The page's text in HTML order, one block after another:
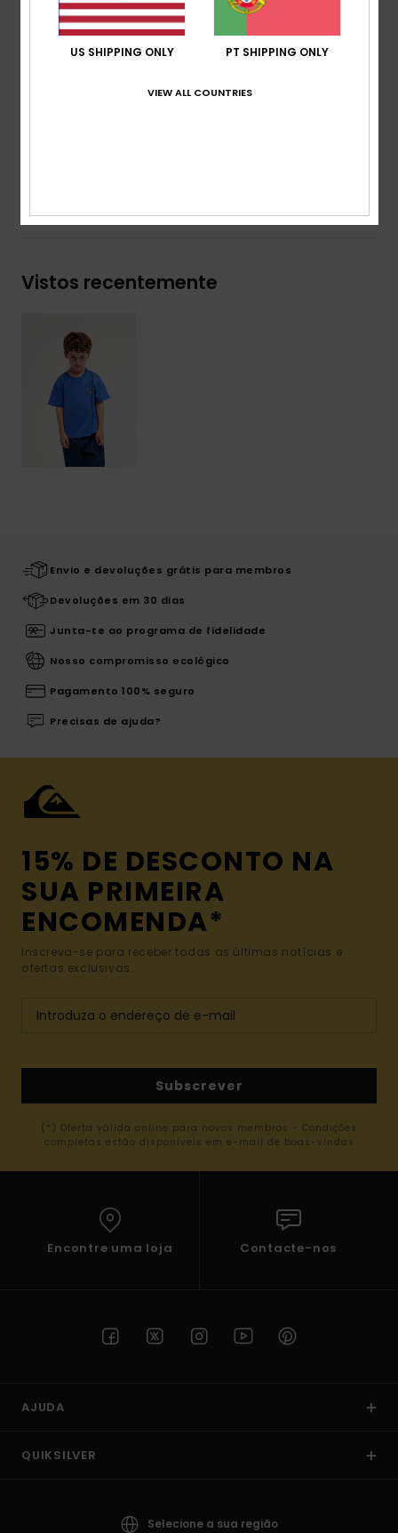
Fecho:fecho com cordão
Bolsos:corte frontal
Aplique atrás
Vistos recentemente
Envio e devoluções grátis para membros
Devoluções em 30 dias
Junta-te ao programa de fidelidade
Nosso compromisso ecológico
Pagamento 100% seguro
Precisas de ajuda?
15% DE DESCONTO NA
SUA PRIMEIRA
ENCOMENDA*
Inscreva-se para receber todas as últimas notícias e
ofertas exclusivas.
Subscrever
(*) Oferta válida online para novos membros - Condições
completas estão disponíveis em e-mail de boas-vindas
Encontre uma loja Contacte-nos
AJUDA
QUIKSILVER
Selecione a sua região
US SHIPPING ONLY PT SHIPPING ONLY
VIEW ALL COUNTRIES